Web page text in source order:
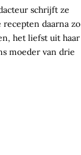
schrijft ze
daarna zo
het liefst uit haar
moeder van drie